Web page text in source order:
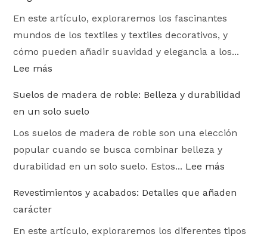
En este artículo, exploraremos los fascinantes
mundos de los textiles y textiles decorativos, y
cómo pueden añadir suavidad y elegancia a los...
Lee más
Suelos de madera de roble: Belleza y durabilidad
en un solo suelo
Los suelos de madera de roble son una elección
popular cuando se busca combinar belleza y
durabilidad en un solo suelo. Estos... Lee más
Revestimientos y acabados: Detalles que añaden
carácter
En este artículo, exploraremos los diferentes tipos